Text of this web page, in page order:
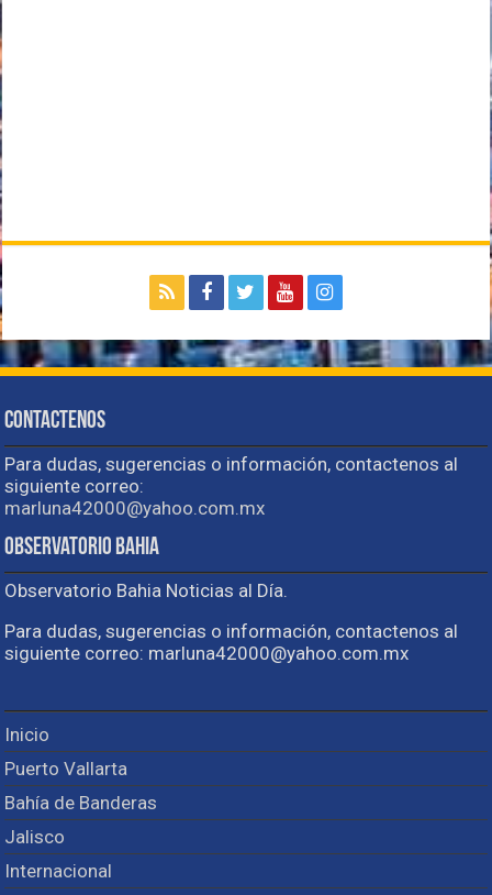
Contactenos
Para dudas, sugerencias o información, contactenos al
siguiente correo:
marluna42000@yahoo.com.mx
Observatorio Bahia
Observatorio Bahia Noticias al Día.
Para dudas, sugerencias o información, contactenos al
siguiente correo: marluna42000@yahoo.com.mx
Inicio
Puerto Vallarta
Bahía de Banderas
Jalisco
Internacional